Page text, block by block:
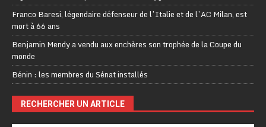
Franco Baresi, légendaire défenseur de l’Italie et de l’AC Milan, est
mort à 66 ans
Benjamin Mendy a vendu aux enchères son trophée de la Coupe du
monde
Bénin : les membres du Sénat installés
RECHERCHER UN ARTICLE